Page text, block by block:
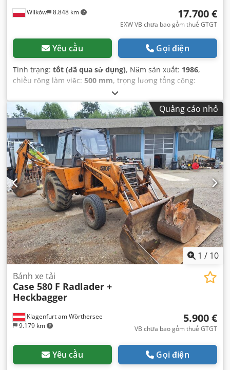
Wilków 8.848 km 17.700 €
EXW VB chưa bao gồm thuế GTGT
Yêu cầu Gọi điện
Tình trạng: tốt (đã qua sử dụng), Năm sản xuất: 1986,
chiều rộng làm việc: 500 mm, trọng lượng tổng cộng:
, số máy/phương tiện:
Quảng cáo nhỏ
1 / 10
Klagenfurt am Wörthersee
9.179 km
Bánh xe tải
Case 580 F Radlader +
Heckbagger
5.900 €
VB chưa bao gồm thuế GTGT
Yêu cầu Gọi điện